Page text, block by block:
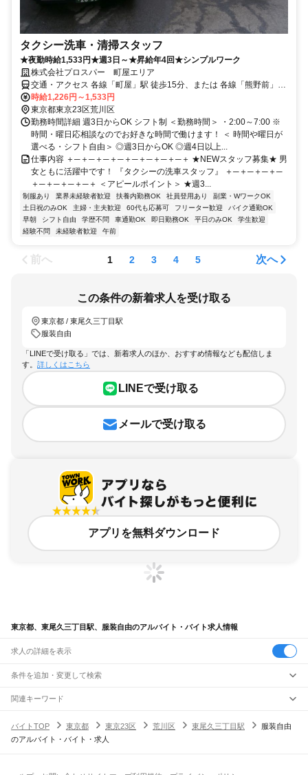
タクシー洗車・清掃スタッフ
★夜勤時給1,533円★週3日～★昇給年4回★シンプルワーク
株式会社プロスパー 町屋エリア
交通・アクセス 各線「町屋」駅 徒歩15分、または 各線「熊野前」駅
徒歩18分、他
時給1,226円～1,533円
東京都東京23区荒川区
勤務時間詳細 週3日からOK シフト制 ＜勤務時間＞ ・2:00～7:00 ※
時間・曜日応相談なのでお好きな時間で働けます！ ＜ 時間や曜日が
選べる・シフト自由＞ ◎週3日からOK ◎週4日以上...
仕事内容 ＋─＋─＋─＋─＋─＋─＋─＋─＋ ★NEWスタッフ募集★ 男
女ともに活躍中です！ 『タクシーの洗車スタッフ』 ＋─＋─＋─＋─
＋─＋─＋─＋─＋ ＜アピールポイント＞ ★週3...
制服あり 業界未経験者歓迎 扶養内勤務OK 社員登用あり
副業・WワークOK
土日祝のみOK
主婦・主夫歓迎 60代も応募可 フリーター歓迎
バイク通勤OK
早朝
シフト自由 学歴不問 車通勤OK 即日勤務OK 平日のみOK
学生歓迎
経験不問
未経験者歓迎 午前
前へ 1 2 3 4 5 次へ
この条件の新着求人を受け取る
東京都 / 東尾久三丁目駅
服装自由
「LINEで受け取る」では、新着求人のほか、おすすめ情報なども配信しま
す。 詳しくはこちら
LINEで受け取る
メールで受け取る
アプリを無料ダウンロード
東京都、東尾久三丁目駅、服装自由のアルバイト・バイト求人情報
求人の詳細を表示
条件を追加・変更して検索
市区町村を追加・変更
東京都すべて
東京23区 すべて
駅を追加・変更
職種を追加・変更
関連キーワード
バイトTOP
東京都 東京23区 荒川区 東尾久三丁目駅
服装自由
のアルバイト・バイト・求人